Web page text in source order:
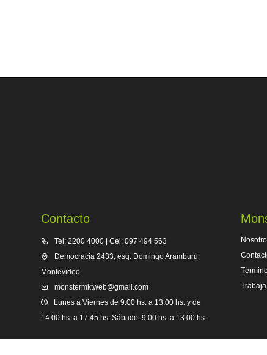
Contacto
Tel: 2200 4000 | Cel: 097 494 563
Democracia 2433, esq. Domingo Aramburú,
Montevideo
monstermktweb@gmail.com
Lunes a Viernes de 9:00 hs. a 13:00 hs. y de
14:00 hs. a 17:45 hs. Sábado: 9:00 hs. a 13:00 hs.